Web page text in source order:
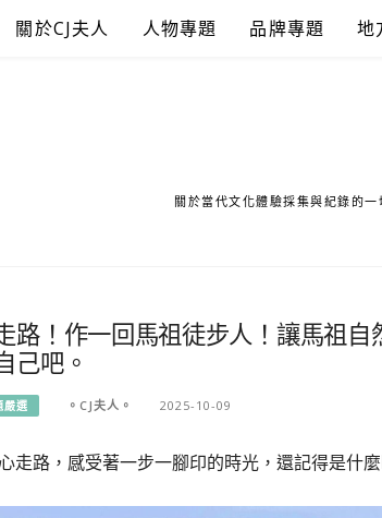
關於CJ夫人 人物專題 品牌專題 地
關於當代文化體驗採集與紀錄的
路！作一回馬祖徒步人！讓馬祖
己吧。
嚴選 。CJ夫人。 2025-10-09
走路，感受著一步一腳印的時光，還記得是什